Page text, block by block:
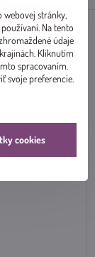
WhatsApp
E-
mail
produkt
webovej stránky,
Na tento
údaje
Kliknutím
spracovaním.
svoje preferencie.
cookies